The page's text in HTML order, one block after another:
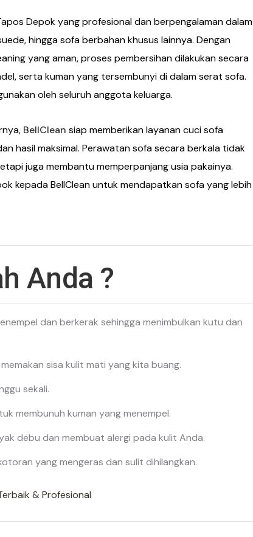
Depok yang profesional dan berpengalaman dalam
hingga sofa berbahan khusus lainnya. Dengan
yang aman, proses pembersihan dilakukan secara
serta kuman yang tersembunyi di dalam serat sofa.
oleh seluruh anggota keluarga.
BellClean siap memberikan layanan cuci sofa
hasil maksimal. Perawatan sofa secara berkala tidak
juga membantu memperpanjang usia pakainya.
kepada BellClean untuk mendapatkan sofa yang lebih
Anda ?
dan berkerak sehingga menimbulkan kutu dan
sisa kulit mati yang kita buang.
sekali.
membunuh kuman yang menempel.
debu dan membuat alergi pada kulit Anda.
yang mengeras dan sulit dihilangkan.
& Profesional